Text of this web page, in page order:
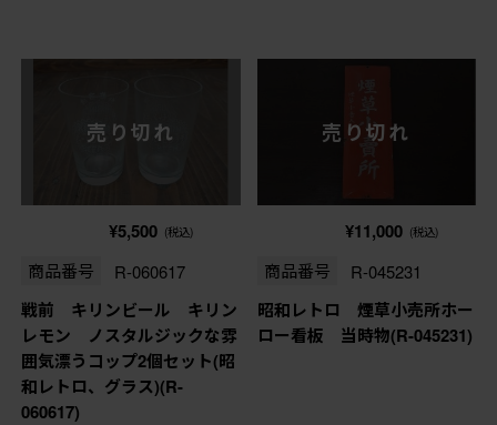
売り切れ
¥5,500 (税込)
商品番号 R-060617
戦前 キリンビール キリン
レモン ノスタルジックな雰
囲気漂うコップ2個セット(昭
和レトロ、グラス)(R-
060617)
売り切れ
¥11,000 (税込)
商品番号 R-045231
昭和レトロ 煙草小売所ホー
ロー看板 当時物(R-045231)